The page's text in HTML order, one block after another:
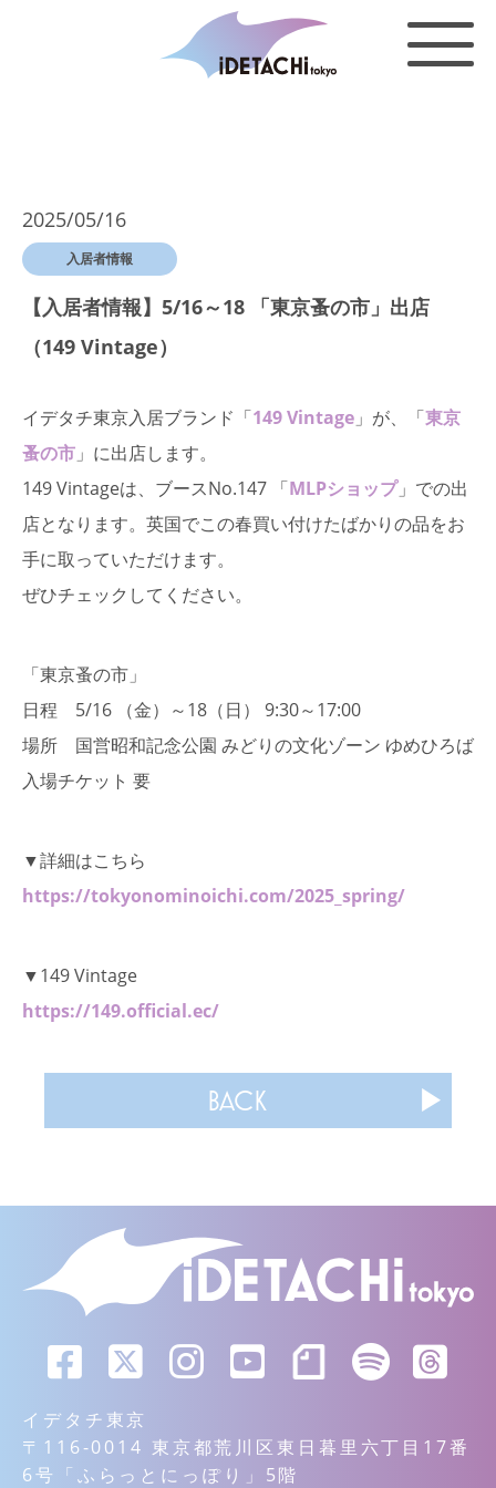
2025/05/16
入居者情報
【入居者情報】5/16～18 「東京蚤の市」出店
（149 Vintage）
イデタチ東京入居ブランド「149 Vintage 」が、「東京
蚤の市 」に出店します。
149 Vintageは、ブースNo.147 「MLPショップ」での出
店となります。英国でこの春買い付けたばかりの品をお
手に取っていただけます。
ぜひチェックしてください。
「東京蚤の市」
日程 5/16 （金）～18（日） 9:30～17:00
場所 国営昭和記念公園 みどりの文化ゾーン ゆめひろば
入場チケット 要
▼詳細はこちら
https://tokyonominoichi.com/2025_spring/
▼149 Vintage
https://149.official.ec/
BACK
イデタチ東京
〒116-0014 東京都荒川区東日暮里六丁目17番
6号「ふらっとにっぽり」5階